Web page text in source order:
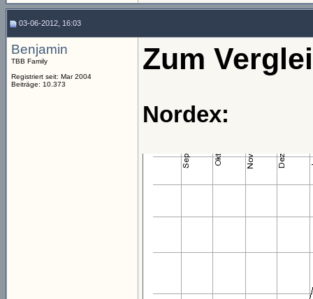
03-06-2012, 16:03
Benjamin
TBB Family
Registriert seit: Mar 2004
Beiträge: 10.373
Zum
Nordex: